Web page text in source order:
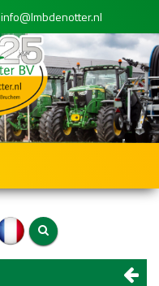
info@lmbdenotter.nl